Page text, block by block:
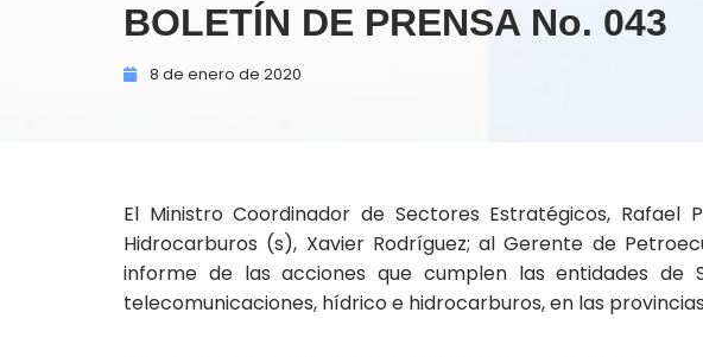
BOLETÍN DE PRENSA No. 043
8 de enero de 2020
El Ministro Coordinador de Sectores Estratégicos, Rafael
Hidrocarburos (s), Xavier Rodríguez; al Gerente de
informe de las acciones que cumplen las entidades de
telecomunicaciones, hídrico e hidrocarburos, en las